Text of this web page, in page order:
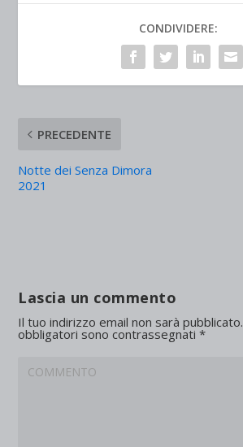
CONDIVIDERE:
PRECEDENTE
Notte dei Senza Dimora
2021
Lascia un commento
Il tuo indirizzo email non sarà pubblicato.
obbligatori sono contrassegnati*